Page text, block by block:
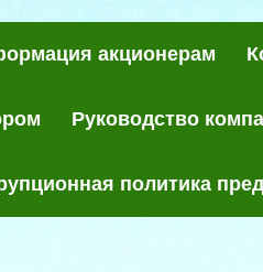
акционерам
Руководство
политика